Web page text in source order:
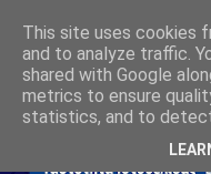
This site uses cookies
and to analyze traffic.
shared with Google
metrics to ensure
statistics, and to